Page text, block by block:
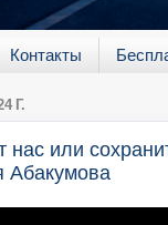
Контакты
Г.
нас или
Абакумова